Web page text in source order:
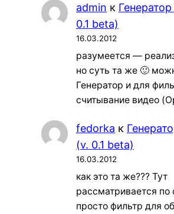
admin к
0.1 beta)
16.03.2012
разумеется —
но суть та же 🙂
Генератор и для
считывание видео
fedorka к
(v. 0.1 beta)
16.03.2012
как это та же??? Тут
рассматривается по
просто фильтр для